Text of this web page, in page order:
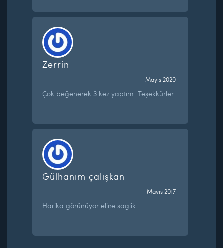
Zerrin
Mayıs 2020
Çok beğenerek 3.kez yaptım. Teşekkürler
Gülhanım çalışkan
Mayıs 2017
Harika görünüyor eline saglik